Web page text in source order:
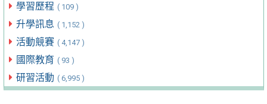
學習歷程 ( 109 )
升學訊息 ( 1,152 )
活動競賽 ( 4,147 )
國際教育 ( 93 )
研習活動 ( 6,995 )